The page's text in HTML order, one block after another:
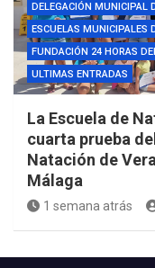
DELEGACIÓN MUNICIPAL
ESCUELAS MUNICIPALES
FUNDACIÓN 24 HORAS
ULTIMAS ENTRADAS
La Escuela de
cuarta prueba
Natación de
Málaga
1 semana atrás